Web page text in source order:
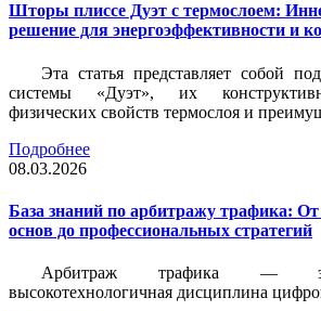
Шторы плиссе Дуэт с термослоем:
решение для энергоэффективности и
Эта статья представляет собой
системы «Дуэт», их
физических свойств термослоя и
Подробнее
08.03.2026
База знаний по арбитражу трафика:
основ до профессиональных стратегий
Арбитраж трафика —
высокотехнологичная дисциплина